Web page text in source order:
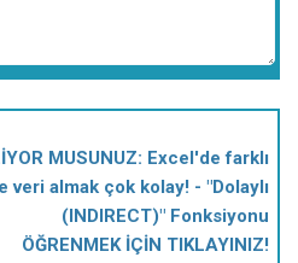
MUSUNUZ: Excel'de farklı
veri almak çok kolay! - "Dolaylı
(INDIRECT)" Fonksiyonu
ÖĞRENMEK İÇİN TIKLAYINIZ!